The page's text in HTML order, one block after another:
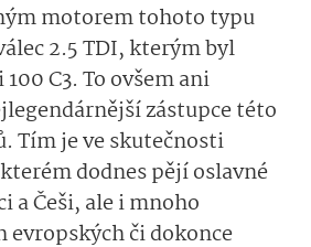
motorem tohoto typu
2.5 TDI, kterým byl
C3. To ovšem ani
zástupce této
Tím je ve skutečnosti
dodnes pějí oslavné
a Češi, ale i mnoho
evropských či dokonce